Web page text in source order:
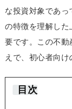
な投資対象であっ
の特徴を理解した
要です。この不動
えで、初心者向け
目次